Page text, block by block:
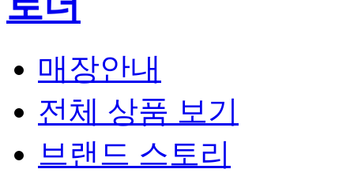
매장안내
전체 상품 보기
브랜드 스토리